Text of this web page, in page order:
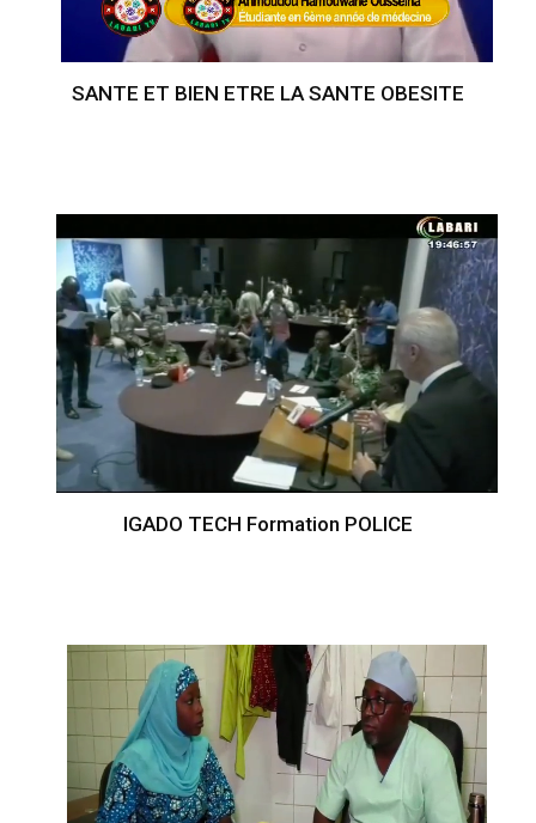
SANTE ET BIEN ETRE LA SANTE OBESITE
IGADO TECH Formation POLICE